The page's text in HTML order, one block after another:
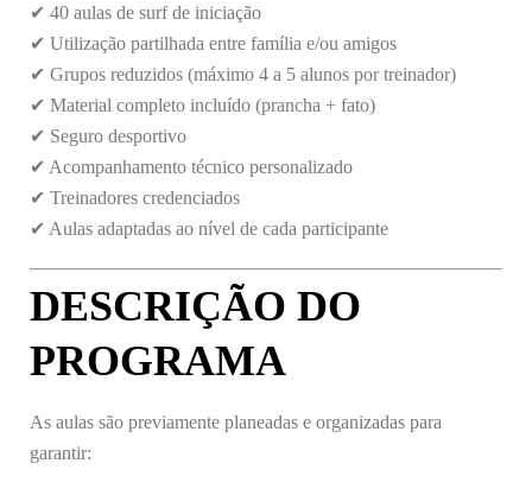
✔ 40 aulas de surf de iniciação
✔ Utilização partilhada entre família e/ou amigos
✔ Grupos reduzidos (máximo 4 a 5 alunos por treinador)
✔ Material completo incluído (prancha + fato)
✔ Seguro desportivo
✔ Acompanhamento técnico personalizado
✔ Treinadores credenciados
✔ Aulas adaptadas ao nível de cada participante
DESCRIÇÃO DO
PROGRAMA
As aulas são previamente planeadas e organizadas para
garantir: